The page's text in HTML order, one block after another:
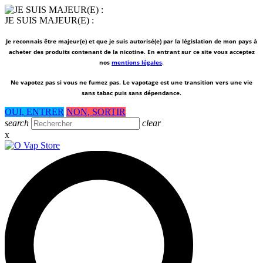
JE SUIS MAJEUR(E) :
Je reconnais être majeur(e) et que je suis autorisé(e) par la législation de mon pays à
acheter des produits contenant de la nicotine. En entrant sur ce site vous acceptez
nos mentions légales.
Ne vapotez pas si vous ne fumez pas. Le vapotage est une transition vers une vie
sans tabac puis sans dépendance.
OUI, ENTRER NON, SORTIR
search
clear
x